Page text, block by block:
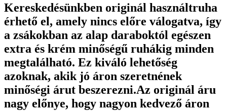
Kereskedésünkben originál használtruha
érhető el, amely nincs előre válogatva, így
a zsákokban az alap daraboktól egészen
extra és krém minőségű ruhákig minden
megtalálható. Ez kiváló lehetőség
azoknak, akik jó áron szeretnének
minőségi árut beszerezni.Az originál áru
nagy előnye, hogy nagyon kedvező áron